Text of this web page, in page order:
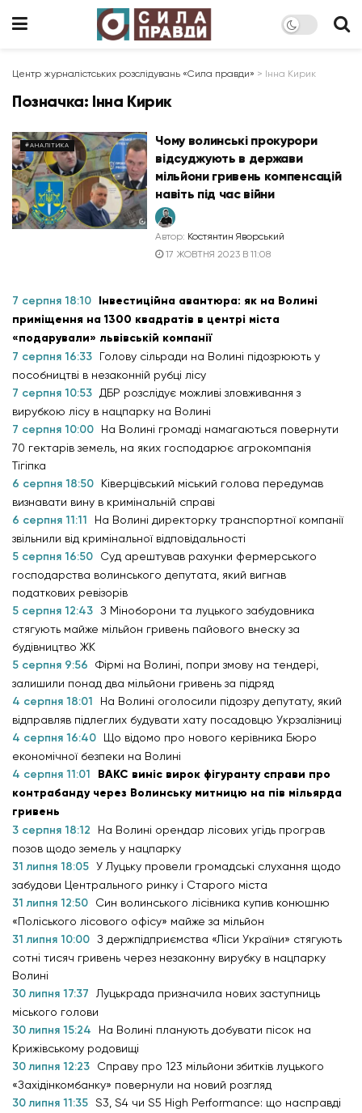
Центр журналістських розслідувань «Сила правди» > Інна Кирик
Позначка: Інна Кирик
#АНАЛІТИКА
Чому волинські прокурори
відсуджують в держави
мільйони гривень компенсацій
навіть під час війни
Автор: Костянтин Яворський
17 ЖОВТНЯ 2023 В 11:08
7 серпня 18:10 Інвестиційна авантюра: як на Волині
приміщення на 1300 квадратів в центрі міста
«подарували» львівській компанії
7 серпня 16:33
Голову сільради на Волині підозрюють у
пособництві в незаконній рубці лісу
7 серпня 10:53
ДБР розслідує можливі зловживання з
вирубкою лісу в нацпарку на Волині
7 серпня 10:00
На Волині громаді намагаються повернути
70 гектарів земель, на яких господарює агрокомпанія
Тігіпка
6 серпня 18:50
Ківерцівський міський голова передумав
визнавати вину в кримінальній справі
6 серпня 11:11
На Волині директорку транспортної компанії
звільнили від кримінальної відповідальності
5 серпня 16:50
Суд арештував рахунки фермерського
господарства волинського депутата, який вигнав
податкових ревізорів
5 серпня 12:43 З Міноборони та луцького забудовника
стягують майже мільйон гривень пайового внеску за
будівництво ЖК
5 серпня 9:56
Фірмі на Волині, попри змову на тендері,
залишили понад два мільйони гривень за підряд
4 серпня 18:01
На Волині оголосили підозру депутату, який
відправляв підлеглих будувати хату посадовцю Укрзалізниці
4 серпня 16:40
Що відомо про нового керівника Бюро
економічної безпеки на Волині
4 серпня 11:01
ВАКС виніс вирок фігуранту справи про
контрабанду через Волинську митницю на пів мільярда
гривень
3 серпня 18:12
На Волині орендар лісових угідь програв
позов щодо земель у нацпарку
31 липня 18:05 У Луцьку провели громадські слухання щодо
забудови Центрального ринку і Старого міста
31 липня 12:50
Син волинського лісівника купив конюшню
«Поліського лісового офісу» майже за мільйон
31 липня 10:00 З держпідприємства «Ліси України» стягують
сотні тисяч гривень через незаконну вирубку в нацпарку
Волині
30 липня 17:37
Луцькрада призначила нових заступниць
міського голови
30 липня 15:24
На Волині планують добувати пісок на
Крижівському родовищі
30 липня 12:23
Справу про 123 мільйони збитків луцького
«Західінкомбанку» повернули на новий розгляд
30 липня 11:35 S3, S4 чи S5 High Performance: що насправді